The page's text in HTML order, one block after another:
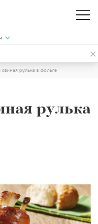
свиная рулька в фольге
рулька